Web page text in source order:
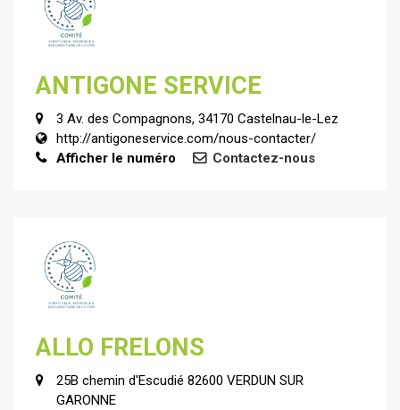
ANTIGONE SERVICE
3 Av. des Compagnons, 34170 Castelnau-le-Lez
http://antigoneservice.com/nous-contacter/
Afficher le numéro
Contactez-nous
ALLO FRELONS
25B chemin d'Escudié 82600 VERDUN SUR
GARONNE